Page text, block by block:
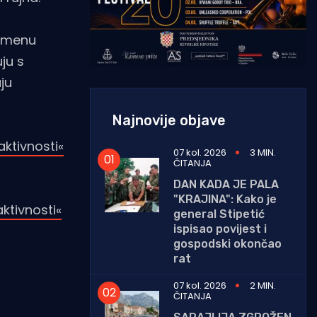
s
Najnovije objave
07 kol. 2026 3 MIN.
ČITANJA
DAN KADA JE PALA
"KRAJINA": Kako je
general Stipetić
ispisao povijest i
gospodski okončao
rat
07 kol. 2026
2 MIN.
ČITANJA